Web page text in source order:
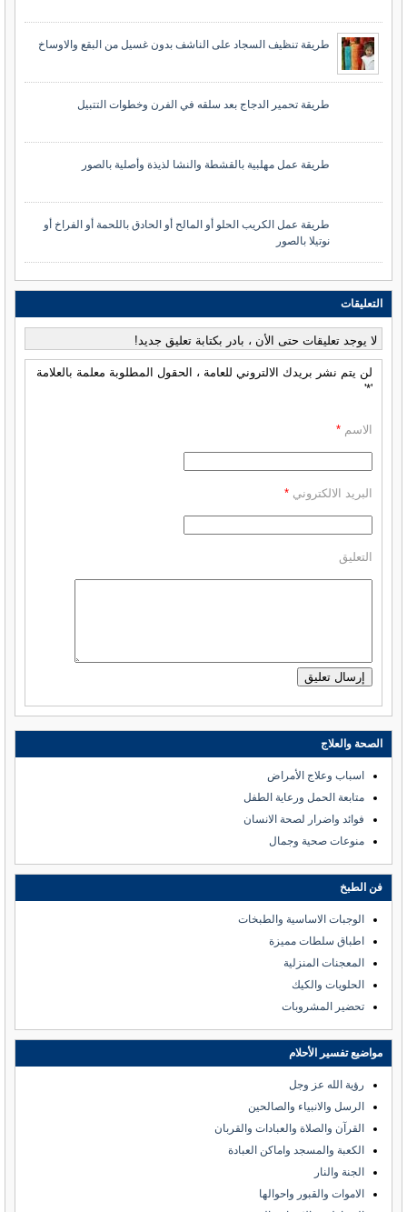
طريقة تنظيف السجاد على الناشف بدون غسيل من البقع والاوساخ
طريقة تحمير الدجاج بعد سلقه في الفرن وخطوات التتبيل
طريقة عمل مهلبية بالقشطة والنشا لذيذة وأصلية بالصور
طريقة عمل الكريب الحلو أو المالح أو الحادق باللحمة أو الفراخ أو
نوتيلا بالصور
التعليقات
لا يوجد تعليقات حتى الأن ، بادر بكتابة تعليق جديد!
لن يتم نشر بريدك الالتروني للعامة ، الحقول المطلوبة معلمة بالعلامة
'*'
الاسم *
البريد الالكتروني *
التعليق
الصحة والعلاج
اسباب وعلاج الأمراض
متابعة الحمل ورعاية الطفل
فوائد واضرار لصحة الانسان
منوعات صحية وجمال
فن الطبخ
الوجبات الاساسية والطبخات
اطباق سلطات مميزة
المعجنات المنزلية
الحلويات والكيك
تحضير المشروبات
مواضيع تفسير الأحلام
رؤية الله عز وجل
الرسل والانبياء والصالحين
القرآن والصلاة والعبادات والقربان
الكعبة والمسجد واماكن العبادة
الجنة والنار
الاموات والقبور واحوالها